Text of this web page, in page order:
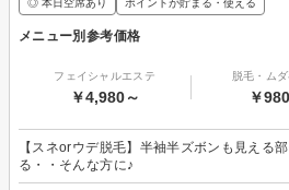
メニュー別参考価格
フェイシャルエステ
￥4,980～
脱毛・ム
￥
【スネorウデ脱毛】半袖半ズボンも見える
る・・そんな方に♪